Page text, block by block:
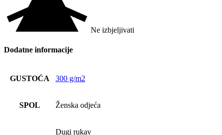
Ne izbjeljivati
Dodatne informacije
GUSTOĆA 300 g/m2
SPOL Ženska odjeća
Dugi rukav